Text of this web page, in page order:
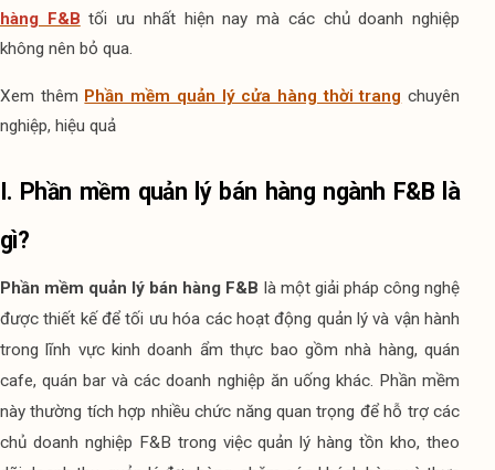
hàng F&B tối ưu nhất hiện nay mà các chủ doanh nghiệp
không nên bỏ qua.
Xem thêm Phần mềm quản lý cửa hàng thời trang chuyên
nghiệp, hiệu quả
I. Phần mềm quản lý bán hàng ngành F&B là
gì?
Phần mềm quản lý bán hàng F&B là một giải pháp công nghệ
được thiết kế để tối ưu hóa các hoạt động quản lý và vận hành
trong lĩnh vực kinh doanh ẩm thực bao gồm nhà hàng, quán
cafe, quán bar và các doanh nghiệp ăn uống khác. Phần mềm
này thường tích hợp nhiều chức năng quan trọng để hỗ trợ các
chủ doanh nghiệp F&B trong việc quản lý hàng tồn kho, theo